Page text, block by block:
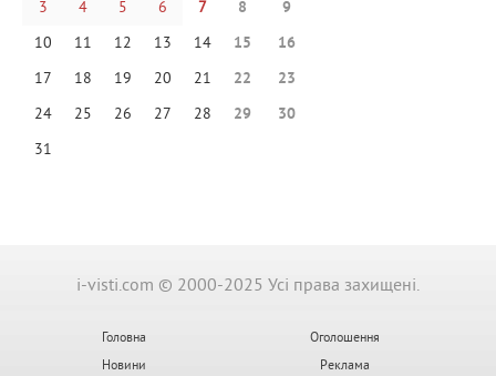
3
4 5 6 7 8
9
10
11 12 13 14 15
16
17
18 19 20 21 22
23
24
25 26 27 28 29
30
31
i-visti.com © 2000-2025 Усі права захищені.
Головна
Новини
Оголошення
Реклама